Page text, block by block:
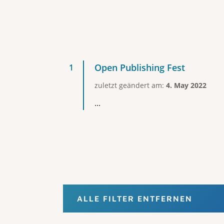
Open Publishing Fest
zuletzt geändert am: 4. May 2022
...
ALLE FILTER ENTFERNEN